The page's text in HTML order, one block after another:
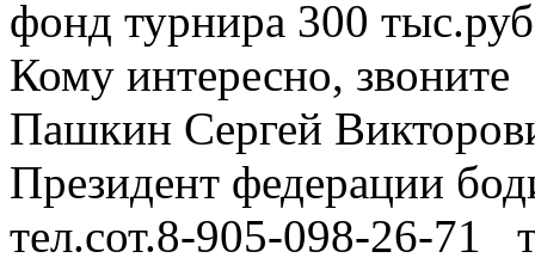
фонд турнира 300
Кому интересно,
Пашкин Сергей
Президент федерации
тел.сот.8-905-098-26-